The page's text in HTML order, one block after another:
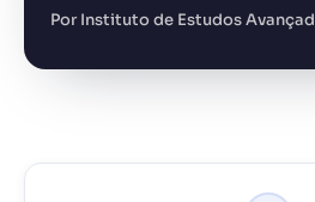
Por Instituto de Estudos